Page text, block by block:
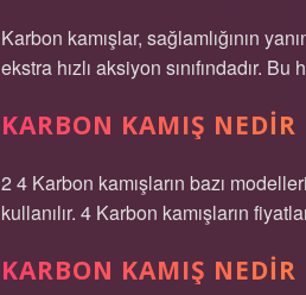
Karbon kamışlar, sağlamlığının
ekstra hızlı aksiyon sınıfındadır.
KARBON KAMIŞ
2 4 Karbon kamışların bazı
kullanılır. 4 Karbon kamışların
KARBON KAMIŞ